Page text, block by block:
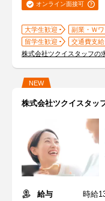
オンライン面接可
大学生歓迎 副業・Ｗ
留学生歓迎
交通費支給
株式会社ツクイスタッフの
NEW
株式会社ツクイスタッ
給与
時給